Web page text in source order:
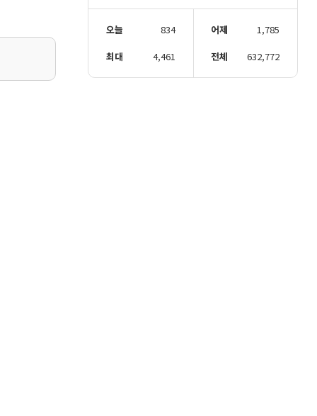
오늘 834 어제
1,785
최대
4,461 전체 632,772